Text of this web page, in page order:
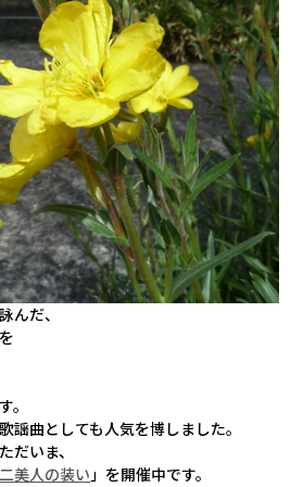
んだ、
。
謡曲としても人気を博しました。
だいま、
美人の装い」を開催中です。